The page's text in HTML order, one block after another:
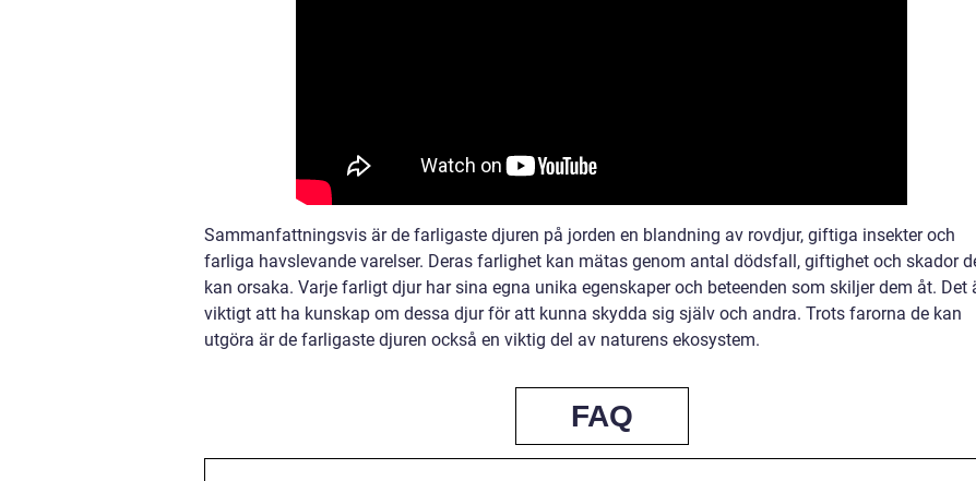
Sammanfattningsvis är de farligaste djuren på jorden en blandning av rovdjur, giftiga insekter och
farliga havslevande varelser. Deras farlighet kan mätas genom antal dödsfall, giftighet och skador
kan orsaka. Varje farligt djur har sina egna unika egenskaper och beteenden som skiljer dem åt. Det
viktigt att ha kunskap om dessa djur för att kunna skydda sig själv och andra. Trots farorna de kan
utgöra är de farligaste djuren också en viktig del av naturens ekosystem.
FAQ